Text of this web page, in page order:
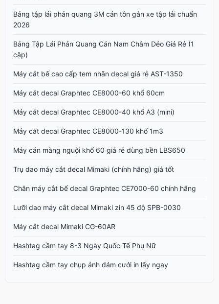
Bảng tập lái phản quang 3M cán tôn gắn xe tập lái chuẩn
2026
Bảng Tập Lái Phản Quang Cán Nam Châm Dẻo Giá Rẻ (1
cặp)
Máy cắt bế cao cấp tem nhãn decal giá rẻ AST-1350
Máy cắt decal Graphtec CE8000-60 khổ 60cm
Máy cắt decal Graphtec CE8000-40 khổ A3 (mini)
Máy cắt decal Graphtec CE8000-130 khổ 1m3
Máy cán màng nguội khổ 60 giá rẻ dùng bền LBS650
Trụ dao máy cắt decal Mimaki (chính hãng) giá tốt
Chân máy cắt bế decal Graphtec CE7000-60 chính hãng
Lưỡi dao máy cắt decal Mimaki zin 45 độ SPB-0030
Máy cắt decal Mimaki CG-60AR
Hashtag cầm tay 8-3 Ngày Quốc Tế Phụ Nữ
Hashtag cầm tay chụp ảnh đám cưới in lấy ngay